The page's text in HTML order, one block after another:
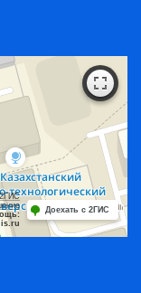
Доехать с 2ГИС